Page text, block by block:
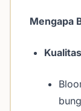
Mengapa